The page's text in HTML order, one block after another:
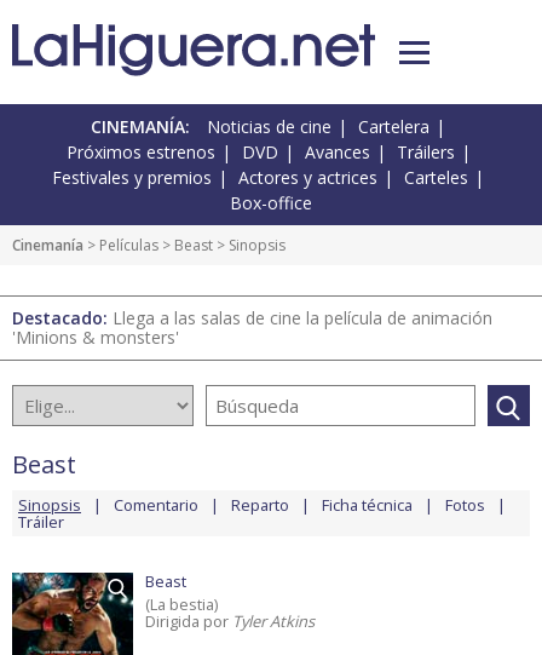
CINEMANÍA: Noticias de cine
Cartelera
Próximos estrenos
DVD Avances
Tráilers
Festivales y premios
Actores y actrices
Carteles
Box-office
Cinemanía > Películas > Beast > Sinopsis
Destacado: Llega a las salas de cine la película de animación
'Minions & monsters'
Beast
Sinopsis Comentario Reparto Ficha técnica Fotos
Tráiler
Beast
(La bestia)
Dirigida por Tyler Atkins